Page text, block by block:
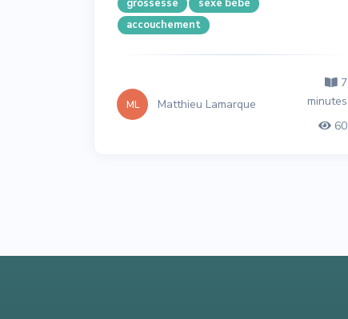
grossesse
sexe bébé
accouchement
ML Matthieu Lamarque
7
minutes
60